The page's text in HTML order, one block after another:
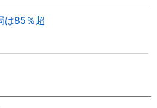
は85％超